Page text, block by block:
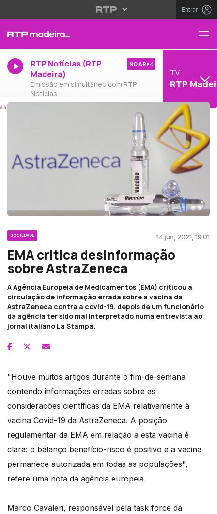
Entrar
RTP Notícias (RTP
Madeira)
Emissão em simultâneo com RTP
Notícias
NO AR
TV
RTP
SOCIEDADE 14 jun, 2021, 19:01
EMA critica desinformação
sobre AstraZeneca
A Agência Europeia de Medicamentos (EMA) criticou a
circulação de informação errada sobre a vacina da
AstraZeneca contra a covid-19, depois de um funcionário
da agência ter sido mal interpretado numa entrevista ao
jornal italiano La Stampa.
"Houve muitos artigos durante o fim-de-semana
contendo informações erradas sobre as
considerações científicas da EMA relativamente à
vacina Covid-19 da AstraZeneca. A posição
regulamentar da EMA em relação a esta vacina é
clara: o balanço benefício-risco é positivo e a vacina
permanece autorizada em todas as populações",
refere uma nota da agência europeia.
Marco Cavaleri, responsável pela task force da